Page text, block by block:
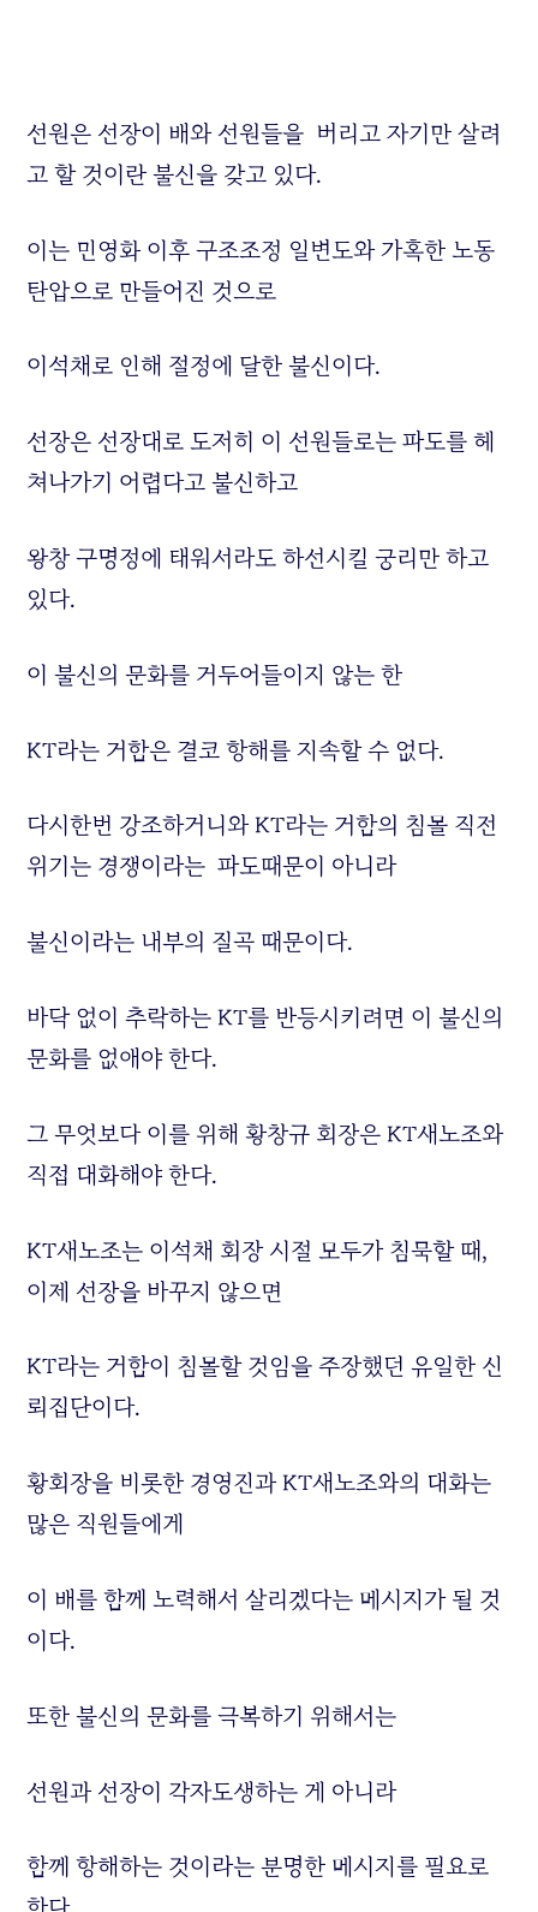
선원은 선장이 배와 선원들을 버리고 자기만 살려
고 할 것이란 불신을 갖고 있다.
이는 민영화 이후 구조조정 일변도와 가혹한 노동
탄압으로 만들어진 것으로
이석채로 인해 절정에 달한 불신이다.
선장은 선장대로 도저히 이 선원들로는 파도를 헤
쳐나가기 어렵다고 불신하고
왕창 구명정에 태워서라도 하선시킬 궁리만 하고
있다.
이 불신의 문화를 거두어들이지 않는 한
KT라는 거함은 결코 항해를 지속할 수 없다.
다시한번 강조하거니와 KT라는 거함의 침몰 직전
위기는 경쟁이라는 파도때문이 아니라
불신이라는 내부의 질곡 때문이다.
바닥 없이 추락하는 KT를 반등시키려면 이 불신의
문화를 없애야 한다.
그 무엇보다 이를 위해 황창규 회장은 KT새노조와
직접 대화해야 한다.
KT새노조는 이석채 회장 시절 모두가 침묵할 때,
이제 선장을 바꾸지 않으면
KT라는 거함이 침몰할 것임을 주장했던 유일한 신
뢰집단이다.
황회장을 비롯한 경영진과 KT새노조와의 대화는
많은 직원들에게
이 배를 함께 노력해서 살리겠다는 메시지가 될 것
이다.
또한 불신의 문화를 극복하기 위해서는
선원과 선장이 각자도생하는 게 아니라
함께 항해하는 것이라는 분명한 메시지를 필요로